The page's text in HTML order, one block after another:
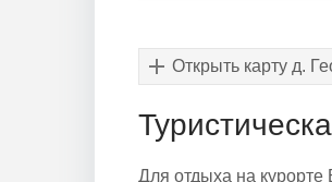
Открыть карту д.
Для отдыха на